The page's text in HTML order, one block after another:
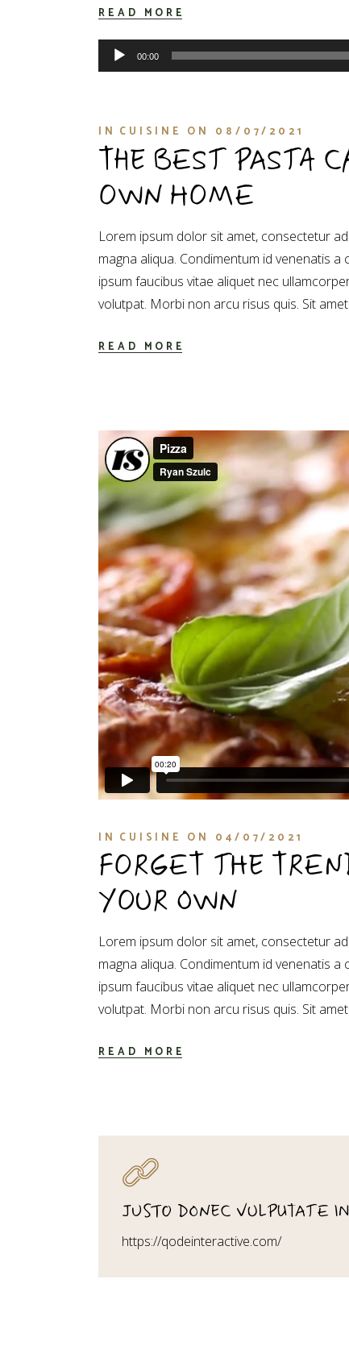
READ MORE
Πρόγραμμα
Αναπαραγωγής
00:00
IN CUISINE ON 08/07/2021
THE BEST PASTA
OWN HOME
Lorem ipsum dolor sit amet, consectetur
magna aliqua. Condimentum id venenatis
ipsum faucibus vitae aliquet nec
volutpat. Morbi non arcu risus quis. Sit
READ MORE
IN CUISINE ON 04/07/2021
FORGET THE
YOUR OWN
Lorem ipsum dolor sit amet, consectetur
magna aliqua. Condimentum id venenatis
ipsum faucibus vitae aliquet nec
volutpat. Morbi non arcu risus quis. Sit
READ MORE
JUSTO DONEC VULPUTATE IN
https://qodeinteractive.com/